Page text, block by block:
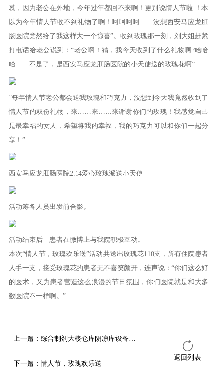
慕，因为老公在外地，今年过年都回不来啊！更别说情人节啦 ！本
以为今年情人节收不到礼物了啊！呵呵呵呵……没想西安马应龙肛
肠医院竟然给了我这样大一个惊喜”。收到玫瑰那一刻，刘大姐赶紧
打电话给老公说到：“老公啊！猜，我今天收到了什么礼物啊?哈哈
哈……不是了，是西安马应龙肛肠医院的小天使送的玫瑰花啊”
“每年情人节老公都会送我玫瑰和巧克力，没想到今天我竟然收到了
情人节的双份礼物，来……来……来谢谢你们的玫瑰！我感觉自己
是最幸福的女人，希望将我的幸福，我的巧克力可以和你们一起分
享！”
西安马应龙肛肠医院2.14爱心玫瑰派送小天使
活动筹备人员出发前合影。
活动结束后，患者在微博上与我院积极互动。
本次“情人节，玫瑰欢乐送”活动共送出玫瑰花110支，所有住院患者
人手一支，接受玫瑰花的患者无不喜笑颜开，连声说：“你们这么好
的医术，又为患者营造这么浪漫的节日氛围，你们医院就是和大多
数医院不一样啊。”
上一篇：
下一篇：情人节，玫瑰欢乐送
返回列表